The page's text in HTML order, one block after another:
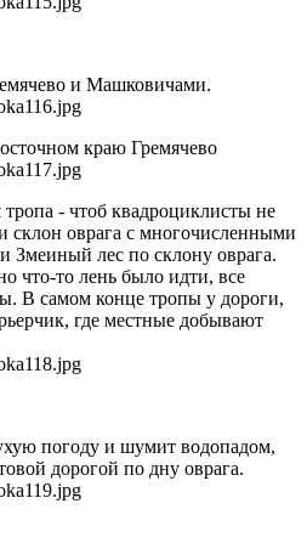
и Машковичами.
краю Гремячево
- чтоб квадроциклисты не
склон оврага с многочисленными
Змеиный лес по склону оврага.
что-то лень было идти, все
В самом конце тропы у дороги,
где местные добывают
погоду и шумит водопадом,
дорогой по дну оврага.